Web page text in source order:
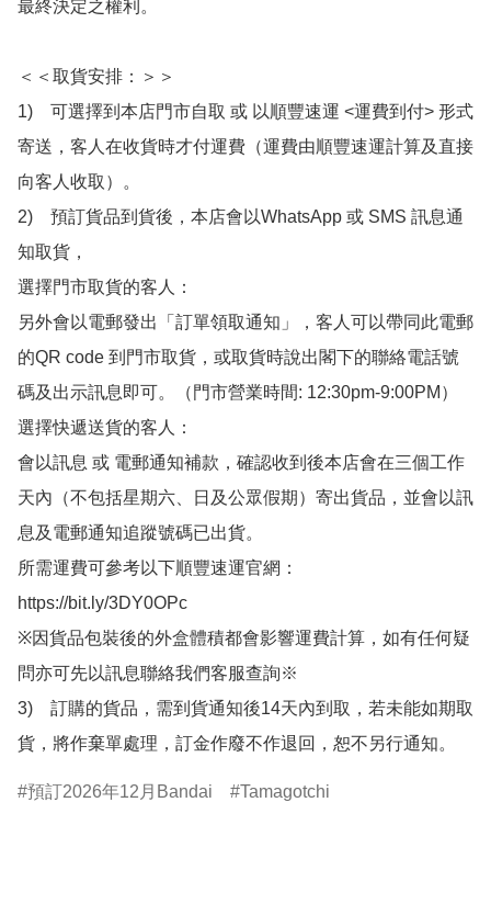
最終決定之權利。
＜＜取貨安排：＞＞
1)　可選擇到本店門市自取 或 以順豐速運 <運費到付> 形式
寄送，客人在收貨時才付運費（運費由順豐速運計算及直接
向客人收取）。
2)　預訂貨品到貨後，本店會以WhatsApp 或 SMS 訊息通
知取貨，
選擇門市取貨的客人：
另外會以電郵發出「訂單領取通知」，客人可以帶同此電郵
的QR code 到門市取貨，或取貨時說出閣下的聯絡電話號
碼及出示訊息即可。（門市營業時間: 12:30pm-9:00PM）
選擇快遞送貨的客人：
會以訊息 或 電郵通知補款，確認收到後本店會在三個工作
天內（不包括星期六、日及公眾假期）寄出貨品，並會以訊
息及電郵通知追蹤號碼已出貨。
所需運費可參考以下順豐速運官網：
https://bit.ly/3DY0OPc
※因貨品包裝後的外盒體積都會影響運費計算，如有任何疑
問亦可先以訊息聯絡我們客服查詢※
3)　訂購的貨品，需到貨通知後14天內到取，若未能如期取
貨，將作棄單處理，訂金作廢不作退回，恕不另行通知。
預訂2026年12月Bandai Tamagotchi